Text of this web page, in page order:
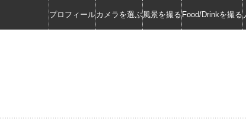
プロフィールカメラを選ぶ風景を撮る Food/Drinkを撮る